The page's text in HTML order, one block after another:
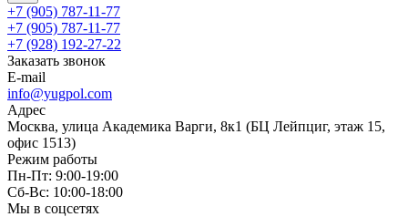
+7 (905) 787-11-77
+7 (905) 787-11-77
+7 (928) 192-27-22
Заказать звонок
E-mail
info@yugpol.com
Адрес
Москва, улица Академика Варги, 8к1 (БЦ Лейпциг, этаж 15,
офис 1513)
Режим работы
Пн-Пт: 9:00-19:00
Cб-Вс: 10:00-18:00
Мы в соцсетях